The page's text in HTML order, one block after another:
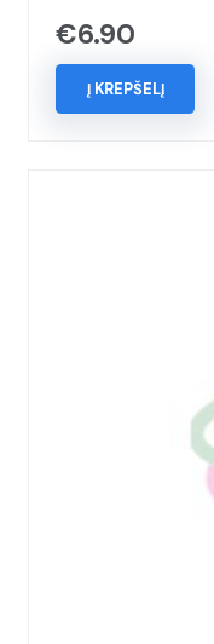
€6.90
Į KREPŠELĮ